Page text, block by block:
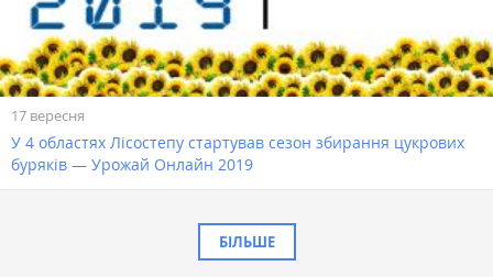
17 вересня
У 4 областях Лісостепу стартував сезон збирання цукрових
буряків — Урожай Онлайн 2019
БІЛЬШЕ